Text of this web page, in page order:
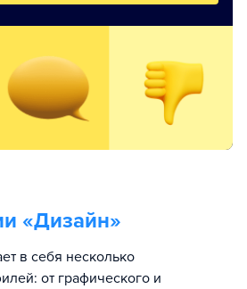
«Дизайн»
в себя несколько
от графического и